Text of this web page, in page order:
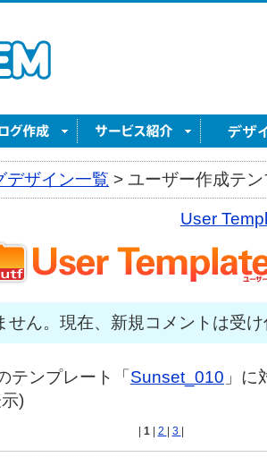
デザイン一覧 > ユーザー作成テ
User
せん。現在、新規コメントは受
テンプレート「 Sunset_010 」に
)
1 2 3